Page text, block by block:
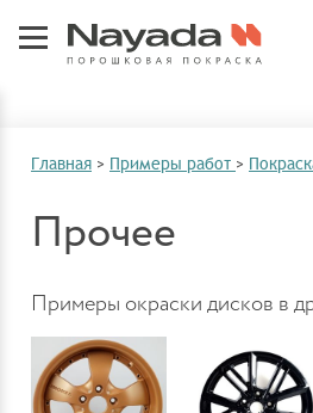
Главная > Примеры работ >
Прочее
Примеры окраски дисков в